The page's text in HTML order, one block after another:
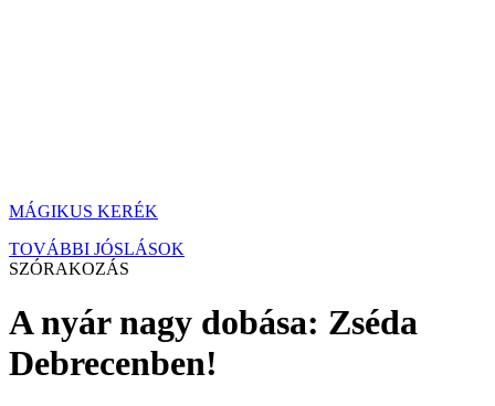
MÁGIKUS KERÉK
TOVÁBBI JÓSLÁSOK
SZÓRAKOZÁS
A nyár nagy dobása: Zséda
Debrecenben!